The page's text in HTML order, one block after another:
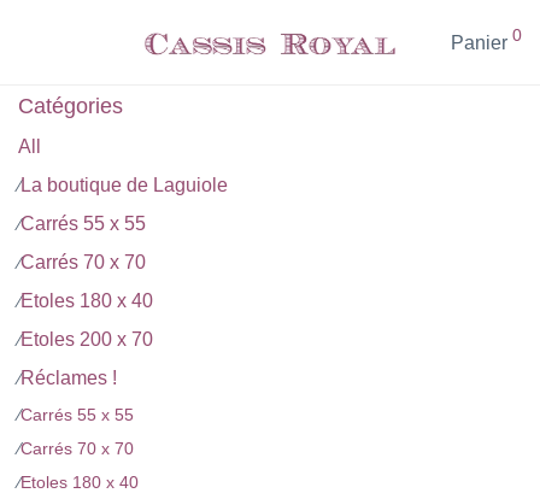
Panier 0
Catégories
All
⁄La boutique de Laguiole
⁄Carrés 55 x 55
⁄Carrés 70 x 70
⁄Etoles 180 x 40
⁄Etoles 200 x 70
⁄Réclames !
⁄Carrés 55 x 55
⁄Carrés 70 x 70
⁄Etoles 180 x 40